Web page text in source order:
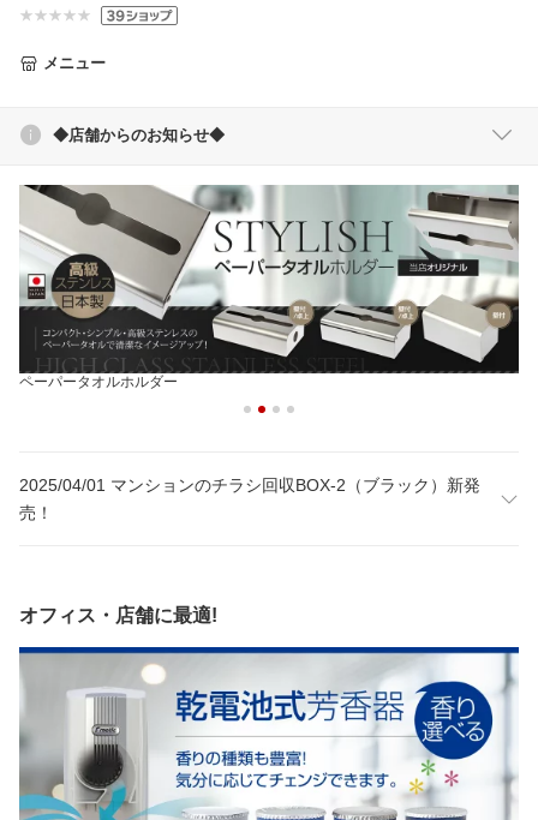
メニュー
◆店舗からのお知らせ◆
ペーパータオルホルダー
2025/04/01 マンションのチラシ回収BOX-2（ブラック）新発
売！
オフィス・店舗に最適!